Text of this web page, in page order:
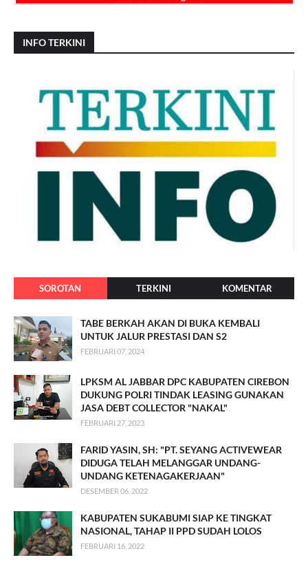
INFO TERKINI
SOROTAN TERKINI KOMENTAR
TABE BERKAH AKAN DI BUKA KEMBALI
UNTUK JALUR PRESTASI DAN S2
FEBRUARI 07, 2024
LPKSM AL JABBAR DPC KABUPATEN CIREBON
DUKUNG POLRI TINDAK LEASING GUNAKAN
JASA DEBT COLLECTOR "NAKAL"
FEBRUARI 27, 2023
FARID YASIN, SH: "PT. SEYANG ACTIVEWEAR
DIDUGA TELAH MELANGGAR UNDANG-
UNDANG KETENAGAKERJAAN"
DESEMBER 06, 2022
KABUPATEN SUKABUMI SIAP KE TINGKAT
NASIONAL, TAHAP II PPD SUDAH LOLOS
FEBRUARI 16, 2022